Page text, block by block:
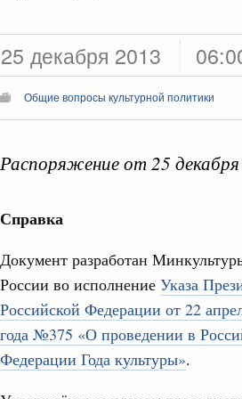
25 декабря 2013
Общие вопросы культурной политики
Распоряжение от 25
Справка
Документ разработан
России во исполнение Указа
Российской Федерации от 22
года №375 «О проведении в
Федерации Года культуры».
программы
со справками к
перейдите в раздел "Поиск по
6 августа, четверг
развитие. Инновации
дал поручения по
сессии о